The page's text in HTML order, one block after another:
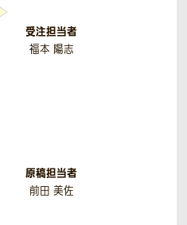
受注担当者
福本 陽志
原稿担当者
前田 美佐